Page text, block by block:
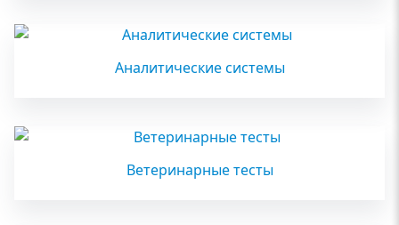
Аналитические системы
Ветеринарные тесты